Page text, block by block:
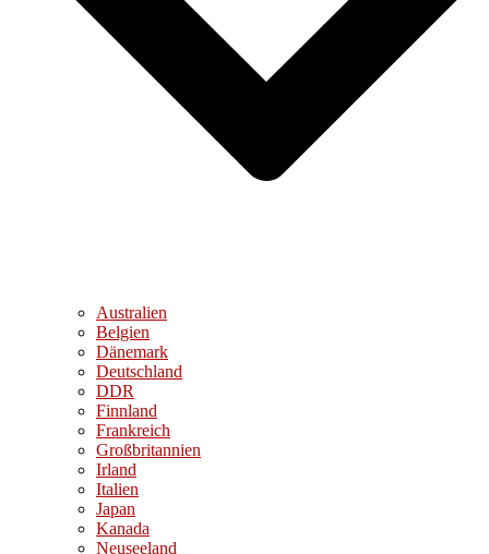
Australien
Belgien
Dänemark
Deutschland
DDR
Finnland
Frankreich
Großbritannien
Irland
Italien
Japan
Kanada
Neuseeland